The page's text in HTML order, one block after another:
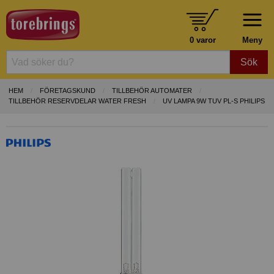
Meny
0 varor
Sök
HEM FÖRETAGSKUND
TILLBEHÖR AUTOMATER
TILLBEHÖR RESERVDELAR WATER FRESH
UV LAMPA 9W TUV PL-S PHILIPS